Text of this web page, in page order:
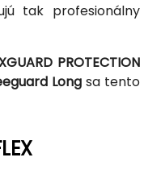
tak profesionálny
PROTECTION
Long sa tento